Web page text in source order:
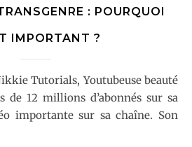
: POURQUOI
IMPORTANT ?
de 12 millions d’abonnés sur sa
importante sur sa chaîne. Son